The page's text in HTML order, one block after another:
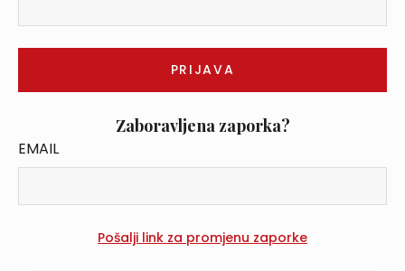
Zaboravljena zaporka?
EMAIL